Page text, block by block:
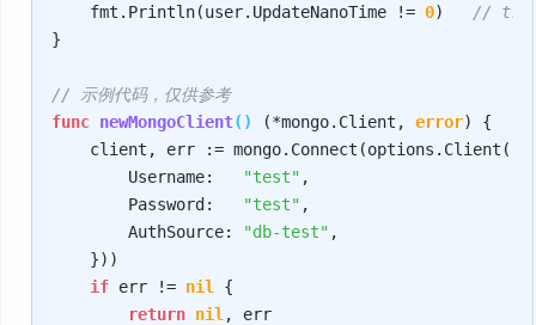
    fmt.Println(user.UpdateNanoTime !=
0)
//
}
// 示例代码，仅供参考
func newMongoClient() (*mongo.Client, error) {
client, err :=
        Username:
"test" ,
        Password:
"test" ,
        AuthSource:
"db-test" ,
    }))
if err != nil
{
return nil , err